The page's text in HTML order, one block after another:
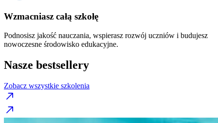
Wzmacniasz całą szkołę
Podnosisz jakość nauczania, wspierasz rozwój uczniów i budujesz
nowoczesne środowisko edukacyjne.
Nasze bestsellery
Zobacz wszystkie szkolenia